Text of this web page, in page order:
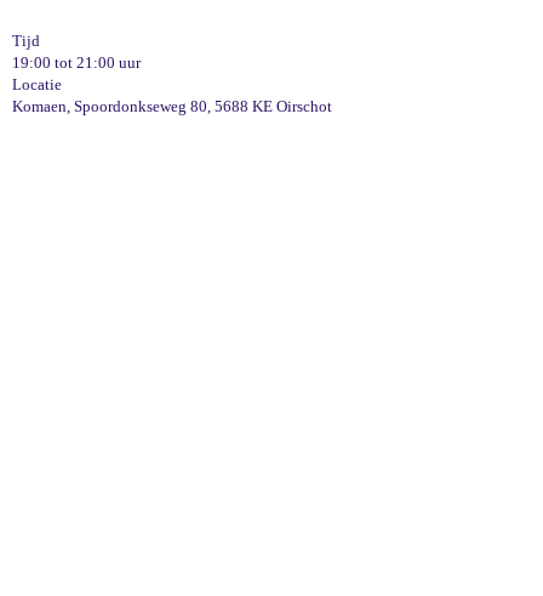
Tijd
19:00 tot 21:00 uur
Locatie
Komaen, Spoordonkseweg 80, 5688 KE Oirschot